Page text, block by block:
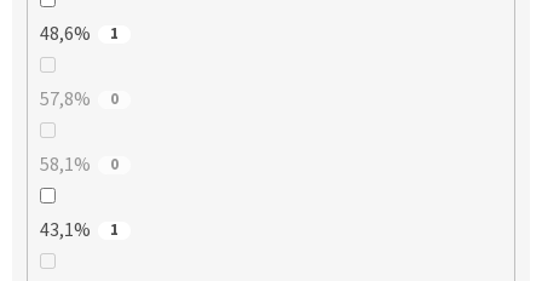
48,6% 1
57,8% 0
58,1% 0
43,1% 1